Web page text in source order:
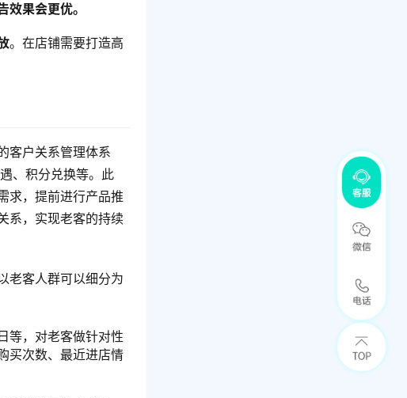
果会更优。
。在店铺需要打造高
客户关系管理体系
、积分兑换等。此
求，提前进行产品推
系，实现老客的持续
老客人群可以细分为
等，对老客做针对性
买次数、最近进店情